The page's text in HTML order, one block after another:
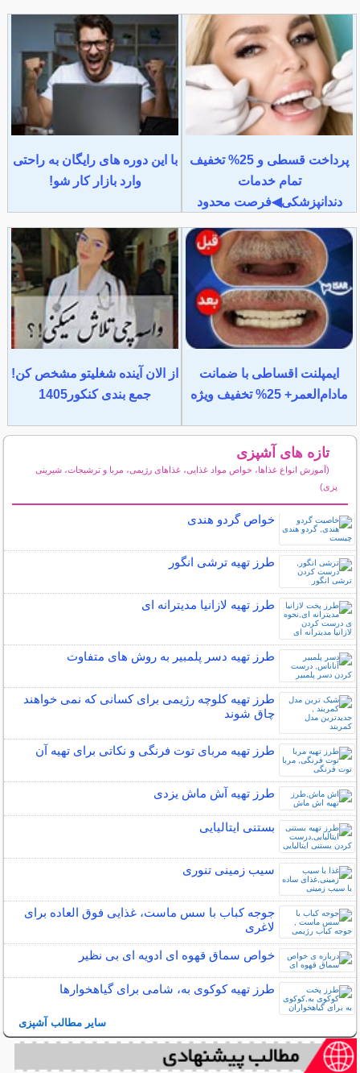
پرداخت قسطی و 25% تخفیف
تمام خدمات
دندانپزشکی◀فرصت محدود
با این دوره های رایگان به راحتی
وارد بازار کار شو!
ایمپلنت اقساطی با ضمانت
مادام‌العمر+ 25% تخفیف ویژه
از الان آینده شغلیتو مشخص کن!
جمع بندی کنکور1405
تازه های آشپزی
(آموزش انواع غذاها، خواص مواد غذایی، غذاهای رژیمی، مربا و ترشیجات، شیرینی
پزی)
خواص گردو هندی
طرز تهیه ترشی انگور
طرز تهیه لازانیا مدیترانه ای
طرز تهیه دسر پلمبیر به روش های متفاوت
طرز تهیه کلوچه رژیمی برای کسانی که نمی خواهند
چاق شوند
طرز تهیه مربای توت فرنگی و نکاتی برای تهیه آن
طرز تهیه آش ماش یزدی
بستنی ایتالیایی
سیب زمینی تنوری
جوجه کباب با سس ماست، غذایی فوق العاده برای
لاغری
خواص سماق قهوه ای ادویه ای بی نظیر
طرز تهیه کوکوی به، شامی برای گیاهخوارها
سایر مطالب آشپزی